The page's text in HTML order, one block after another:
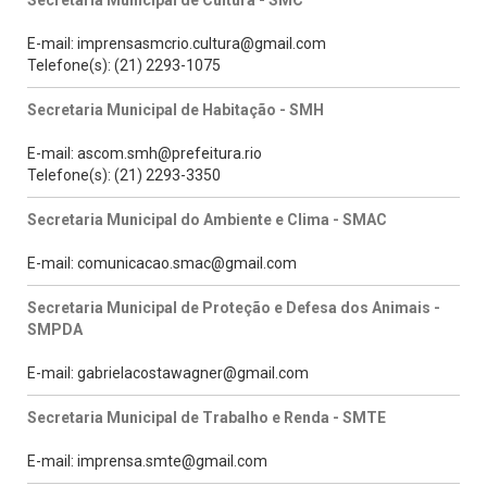
E-mail: imprensasmcrio.cultura@gmail.com
Telefone(s): (21) 2293-1075
Secretaria Municipal de Habitação - SMH
E-mail: ascom.smh@prefeitura.rio
Telefone(s): (21) 2293-3350
Secretaria Municipal do Ambiente e Clima - SMAC
E-mail: comunicacao.smac@gmail.com
Secretaria Municipal de Proteção e Defesa dos Animais -
SMPDA
E-mail: gabrielacostawagner@gmail.com
Secretaria Municipal de Trabalho e Renda - SMTE
E-mail: imprensa.smte@gmail.com